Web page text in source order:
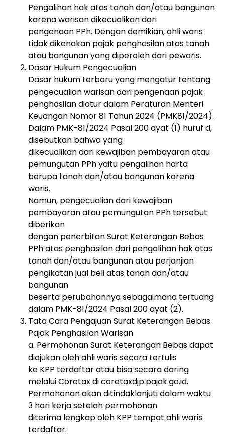
Pengalihan hak atas tanah dan/atau bangunan
karena warisan dikecualikan dari
pengenaan PPh. Dengan demikian, ahli waris
tidak dikenakan pajak penghasilan atas tanah
atau bangunan yang diperoleh dari pewaris.
Dasar Hukum Pengecualian
Dasar hukum terbaru yang mengatur tentang
pengecualian warisan dari pengenaan pajak
penghasilan diatur dalam Peraturan Menteri
Keuangan Nomor 81 Tahun 2024 (PMK81/2024).
Dalam PMK-81/2024 Pasal 200 ayat (1) huruf d,
disebutkan bahwa yang
dikecualikan dari kewajiban pembayaran atau
pemungutan PPh yaitu pengalihan harta
berupa tanah dan/atau bangunan karena
waris.
Namun, pengecualian dari kewajiban
pembayaran atau pemungutan PPh tersebut
diberikan
dengan penerbitan Surat Keterangan Bebas
PPh atas penghasilan dari pengalihan hak atas
tanah dan/atau bangunan atau perjanjian
pengikatan jual beli atas tanah dan/atau
bangunan
beserta perubahannya sebagaimana tertuang
dalam PMK-81/2024 Pasal 200 ayat (2).
Tata Cara Pengajuan Surat Keterangan Bebas
Pajak Penghasilan Warisan
a. Permohonan Surat Keterangan Bebas dapat
diajukan oleh ahli waris secara tertulis
ke KPP terdaftar atau bisa secara daring
melalui Coretax di coretaxdjp.pajak.go.id.
Permohonan akan ditindaklanjuti dalam waktu
3 hari kerja setelah permohonan
diterima lengkap oleh KPP tempat ahli waris
terdaftar.